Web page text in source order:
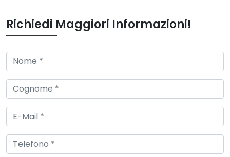
Richiedi Maggiori Informazioni!